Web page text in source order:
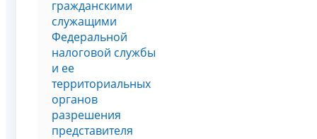
гражданскими
служащими
Федеральной
налоговой службы
и ее
территориальных
органов
разрешения
представителя